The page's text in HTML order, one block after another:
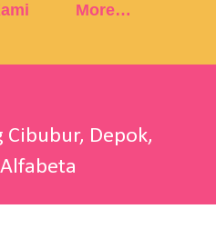
More…
Cibubur, Depok,